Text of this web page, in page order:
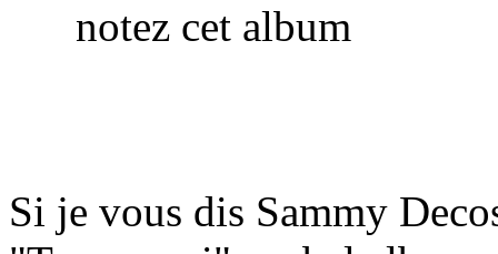
notez cet album
Si je vous dis Sammy